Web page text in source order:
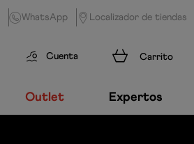
WhatsApp Localizador de tiendas
Cuenta
Outlet Expertos